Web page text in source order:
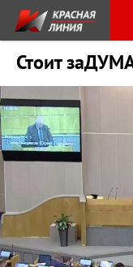
Стоит